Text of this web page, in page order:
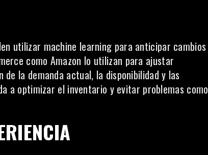
utilizar machine learning para anticipar cambios
como Amazon lo utilizan para ajustar
la demanda actual, la disponibilidad y las
a optimizar el inventario y evitar problemas como